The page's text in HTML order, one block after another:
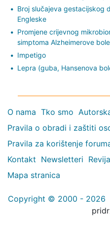
Broj slučajeva gestacijskog
Engleske
Promjene crijevnog
simptoma Alzheimerove
Impetigo
Lepra (guba, Hansenova
O nama Tko smo
Pravila o obradi i zaštiti
Pravila za korištenje
Kontakt Newsletteri
Mapa stranica
Copyright © 2000 - 2026